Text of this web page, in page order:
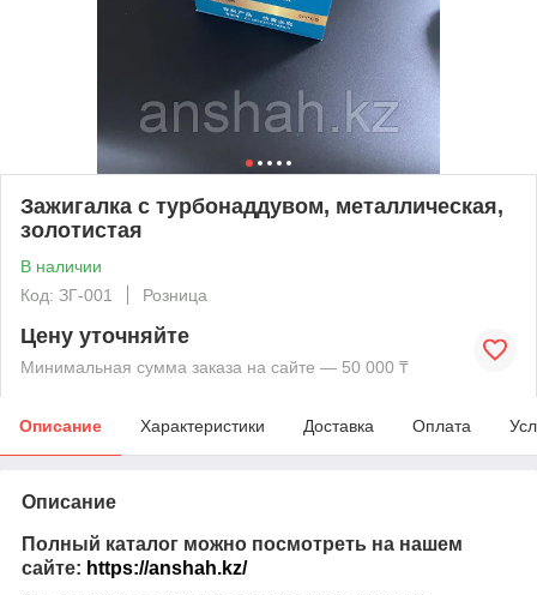
Зажигалка с турбонаддувом, металлическая,
золотистая
В наличии
Код: ЗГ-001
Розница
Цену уточняйте
Минимальная сумма заказа на сайте — 50 000 ₸
Описание Характеристики Доставка Оплата
Описание
Полный каталог можно посмотреть на нашем
сайте: https://anshah.kz/